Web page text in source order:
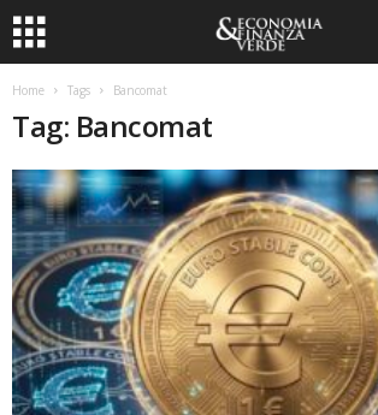
Home Tags Bancomat
Tag: Bancomat